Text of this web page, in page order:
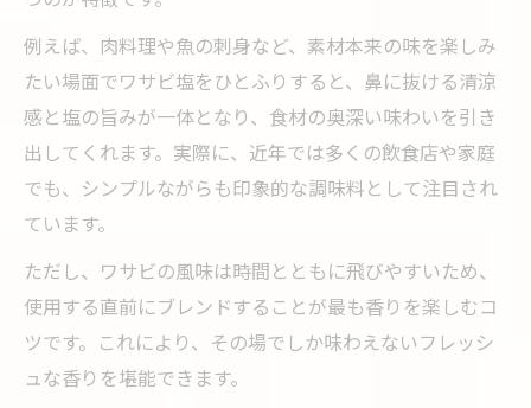
ワサビ塩の作り方とおすすめの混ぜ方
簡単にできるワサビ塩の活用アイデア集
ワサビ塩おにぎりの美味しい作り方紹介
ワサビ塩の使い方で料理が格段に変わる
業務スーパーのワサビ塩活用法もチェック
健康意識が高まるワサビ塩の魅力解説
ワサビは抗がん剤になるかを徹底解説
ワサビ塩で美肌や健康をサポートする方法
ワサビ塩が食欲増進に役立つ理由とは
例えば、肉料理や魚の刺身など、素材本来の味を楽しみ
たい場面でワサビ塩をひとふりすると、鼻に抜ける清涼
感と塩の旨みが一体となり、食材の奥深い味わいを引き
出してくれます。実際に、近年では多くの飲食店や家庭
でも、シンプルながらも印象的な調味料として注目され
ています。
ただし、ワサビの風味は時間とともに飛びやすいため、
使用する直前にブレンドすることが最も香りを楽しむコ
ツです。これにより、その場でしか味わえないフレッシ
ュな香りを堪能できます。